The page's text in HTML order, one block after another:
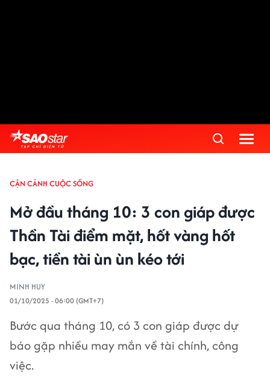
CẬN CẢNH CUỘC SỐNG
Mở đầu tháng 10: 3 con giáp được
Thần Tài điểm mặt, hốt vàng hốt
bạc, tiền tài ùn ùn kéo tới
MINH HUY
01/10/2025 - 06:00 (GMT+7)
Bước qua tháng 10, có 3 con giáp được dự
báo gặp nhiều may mắn về tài chính, công
việc.